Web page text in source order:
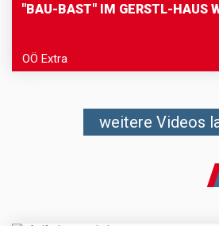
"BAU-BAST" IM GERSTL-HAUS
OÖ Extra
weitere Videos